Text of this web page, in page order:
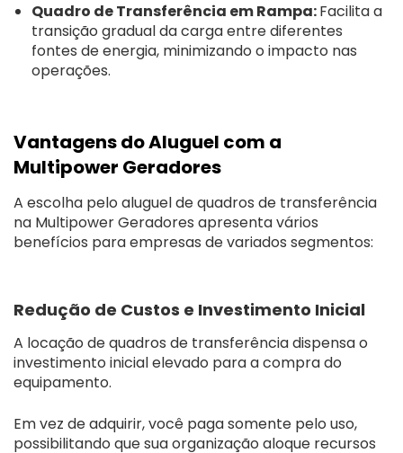
Quadro de Transferência em Rampa:Facilita a
transição gradual da carga entre diferentes
fontes de energia, minimizando o impacto nas
operações.
Vantagens do Aluguel com a
Multipower Geradores
A escolha pelo aluguel de quadros de transferência
na Multipower Geradores apresenta vários
benefícios para empresas de variados segmentos:
Redução de Custos e Investimento Inicial
A locação de quadros de transferência dispensa o
investimento inicial elevado para a compra do
equipamento.
Em vez de adquirir, você paga somente pelo uso,
possibilitando que sua organização aloque recursos